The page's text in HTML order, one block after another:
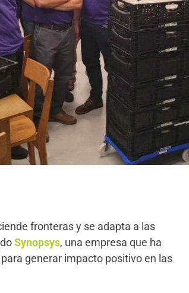
fronteras y se adapta a las
Synopsys, una empresa que ha
generar impacto positivo en las